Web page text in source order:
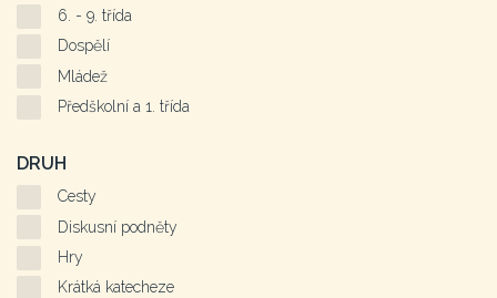
6. - 9. třída
Dospělí
Mládež
Předškolní a 1. třída
DRUH
Cesty
Diskusní podněty
Hry
Krátká katecheze